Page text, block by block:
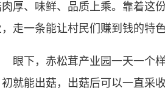
厚、味鲜、品质上乘。靠着这
走一条能让村民们赚到钱的特色
下，赤松茸产业园一天一个样
就能出菇，出菇后可以一直采收